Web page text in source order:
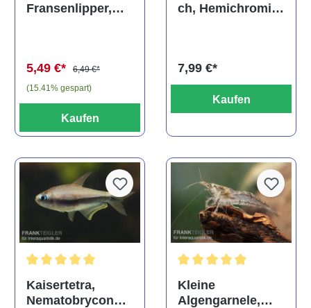
Fransenlipper,
5,49 €*
6,49 €*
(15.41% gespart)
Kaufen
ch, Hemichromis
7,99 €*
Kaufen
Kaisertetra,
Nematobrycon
Kleine
Algengarnele,